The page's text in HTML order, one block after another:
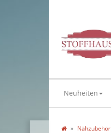
Neuheiten
Nähzubehör